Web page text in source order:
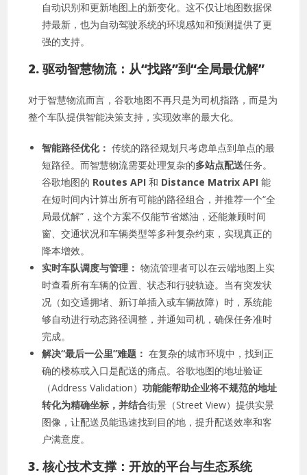
自动识别和更新地图上的新变化。这不仅让地图数据保
持最新，也为自动驾驶系统的环境感知和预测提供了更
强的支持。
2. 驱动智慧物流：从“找路”到“全局最优解”
对于智慧物流而言，谷歌地图不再只是为司机指路，而是为
整个车队提供智能决策支持，实现效率的最大化。
智能路径优化： 传统的路径规划只考虑单点到单点的最
短路径。而智慧物流需要处理复杂的多站点配送任务。
谷歌地图的 Routes API 和 Distance Matrix API 能
在短时间内计算出所有可能的路径组合，并推荐一个“全
局最优解”，这个方案不仅能节省燃油，还能兼顾时间
窗、交通状况和车辆类型等多种复杂约束，实现真正的
降本增效。
实时车队调度与管理： 物流管理者可以在云端地图上实
时查看所有车辆的位置、状态和行驶轨迹。当有突发状
况（如交通拥堵、新订单插入或车辆故障）时，系统能
够自动进行动态路径调整，并通知司机，确保任务准时
完成。
解决“最后一公里”难题： 在复杂的城市环境中，找到正
确的楼栋或入口是配送的痛点。谷歌地图的地址验证
（Address Validation）功能能帮助企业将不规范的地址
转化为精确坐标，并结合街景（Street View）提供实景
图像，让配送员能迅速找到目的地，提升配送效率和客
户满意度。
3. 核心技术支撑：开放的平台与生态系统